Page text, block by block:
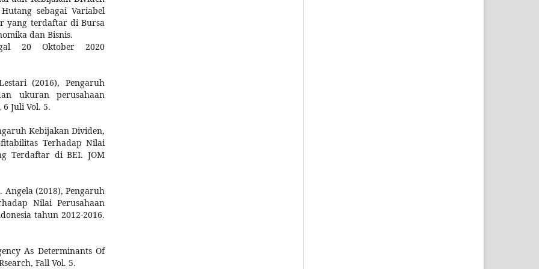
sebagai Variabel
yang terdaftar di Bursa
dan Bisnis.
20 Oktober 2020
(2016), Pengaruh
ukuran perusahaan
Juli Vol. 5.
Kebijakan Dividen,
Terhadap Nilai
Terdaftar di BEI. JOM
(2018), Pengaruh
Nilai Perusahaan
tahun 2012-2016.
As Determinants Of
Fall Vol. 5.